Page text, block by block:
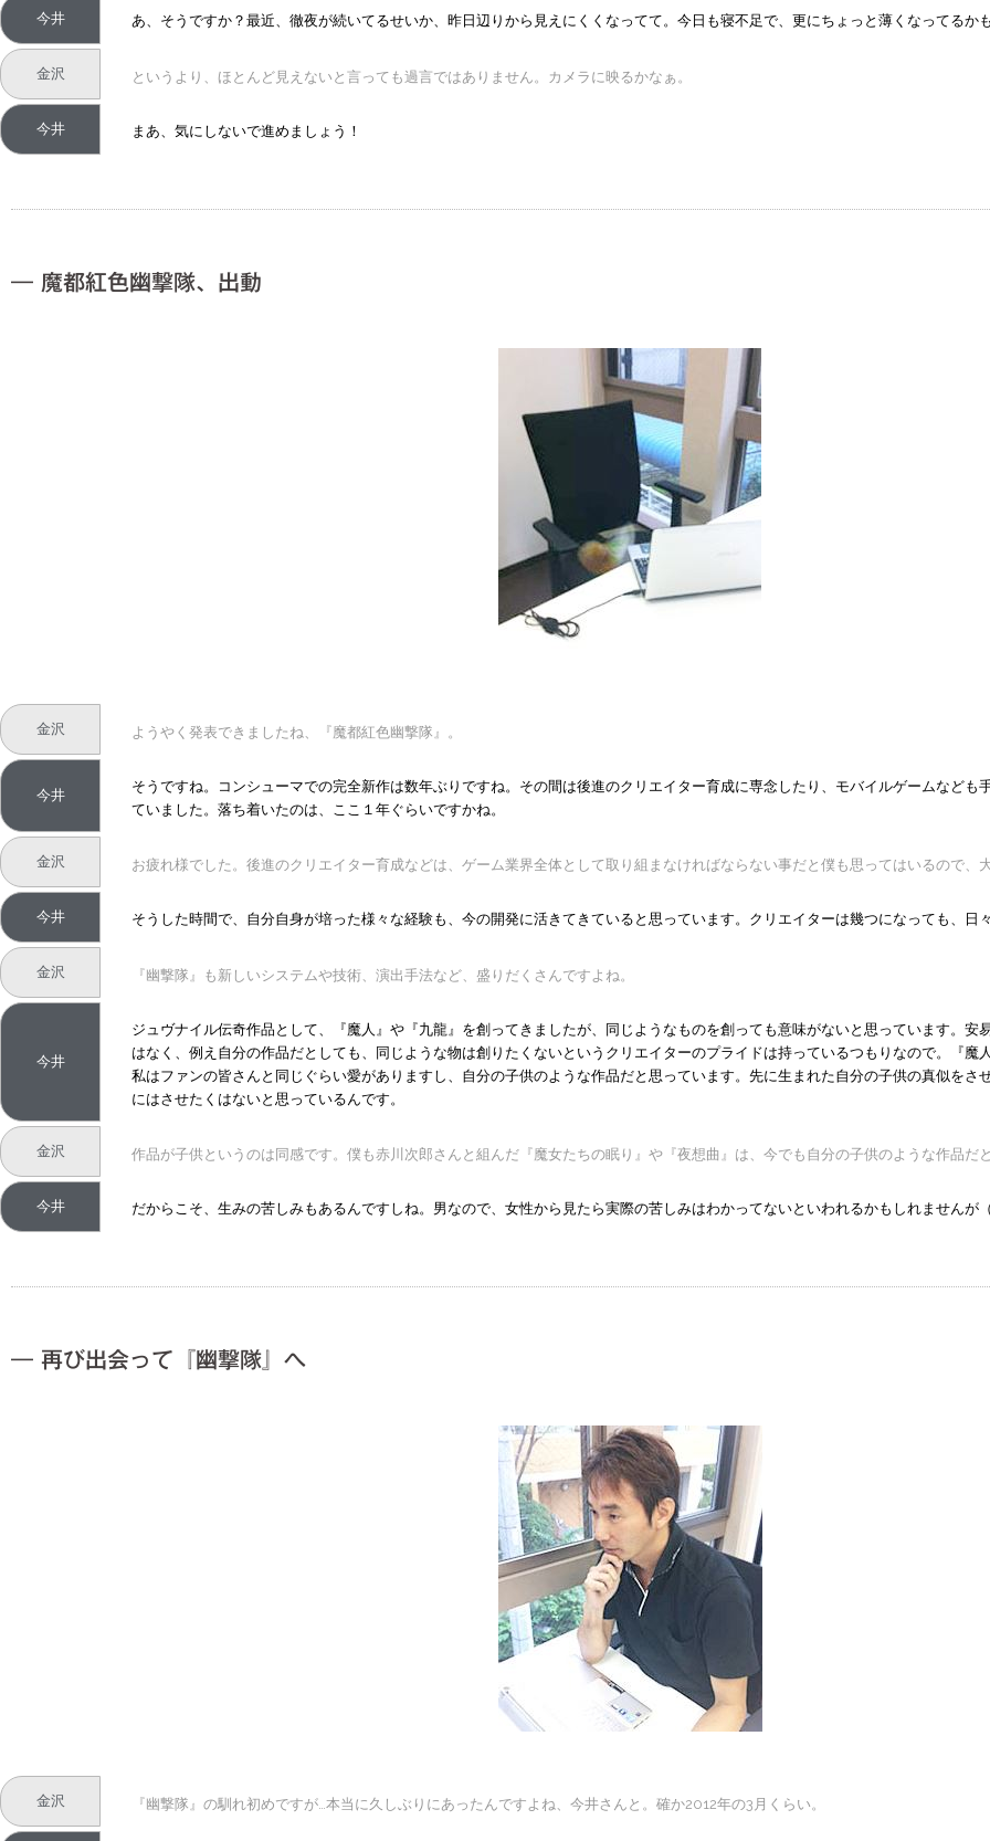
今井 あ、そうですか？最近、徹夜が続いてるせいか、昨日辺りから見えにくくなってて。今日も寝不足で、更にちょっと薄くなってるか
金沢 というより、ほとんど見えないと言っても過言ではありません。カメラに映るかなぁ。
今井 まあ、気にしないで進めましょう！
― 魔都紅色幽撃隊、出動
金沢 ようやく発表できましたね、『魔都紅色幽撃隊』。
今井
そうですね。コンシューマでの完全新作は数年ぶりですね。その間は後進のクリエイター育成に専念したり、モバイルゲームなども
ていました。落ち着いたのは、ここ１年ぐらいですかね。
金沢 お疲れ様でした。後進のクリエイター育成などは、ゲーム業界全体として取り組まなければならない事だと僕も思ってはいるので、
今井 そうした時間で、自分自身が培った様々な経験も、今の開発に活きてきていると思っています。クリエイターは幾つになっても、日
金沢 『幽撃隊』も新しいシステムや技術、演出手法など、盛りだくさんですよね。
今井
ジュヴナイル伝奇作品として、『魔人』や『九龍』を創ってきましたが、同じようなものを創っても意味がないと思っています。安
はなく、例え自分の作品だとしても、同じような物は創りたくないというクリエイターのプライドは持っているつもりなので。『魔
私はファンの皆さんと同じぐらい愛がありますし、自分の子供のような作品だと思っています。先に生まれた自分の子供の真似をさ
にはさせたくはないと思っているんです。
金沢 作品が子供というのは同感です。僕も赤川次郎さんと組んだ『魔女たちの眠り』や『夜想曲』は、今でも自分の子供のような作品だ
今井 だからこそ、生みの苦しみもあるんですしね。男なので、女性から見たら実際の苦しみはわかってないといわれるかもしれませんが（
― 再び出会って『幽撃隊』へ
金沢 『幽撃隊』の馴れ初めですが…本当に久しぶりにあったんですよね、今井さんと。確か2012年の3月くらい。